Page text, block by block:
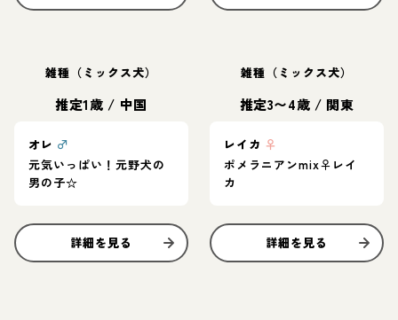
雑種（ミックス犬）
推定1歳 / 中国
オレ ♂
元気いっぱい！元野犬の
男の子☆
詳細を見る
雑種（ミックス犬）
推定3〜4歳 / 関東
レイカ ♀
ポメラニアンmix♀レイ
カ
詳細を見る